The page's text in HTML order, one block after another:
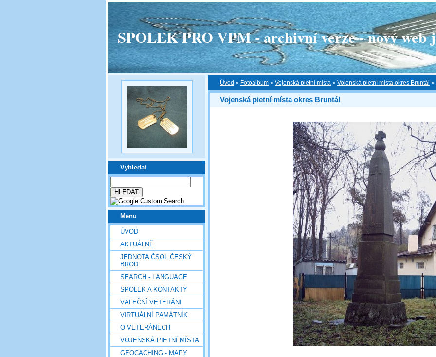
SPOLEK PRO VPM - archivní verze - nový web
Vyhledat
Menu
ÚVOD
AKTUÁLNĚ
JEDNOTA ČSOL ČESKÝ
BROD
SEARCH - LANGUAGE
SPOLEK A KONTAKTY
VÁLEČNÍ VETERÁNI
VIRTUÁLNÍ PAMÁTNÍK
O VETERÁNECH
VOJENSKÁ PIETNÍ MÍSTA
GEOCACHING - MAPY
Úvod » Fotoalbum » Vojenská pietní místa » Vojenská pietní místa okres Bruntál »
Vojenská pietní místa okres Bruntál